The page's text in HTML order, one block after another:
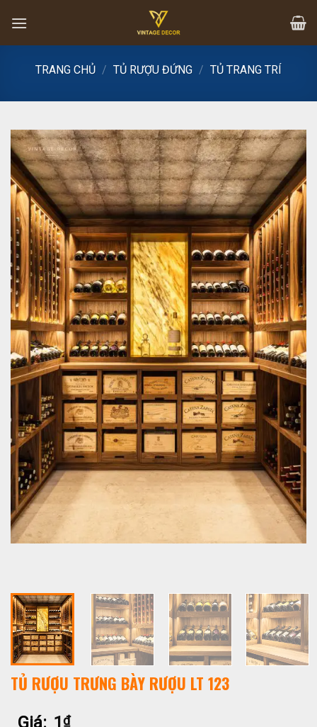
content
TRANG CHỦ / TỦ RƯỢU ĐỨNG / TỦ TRANG TRÍ
TỦ RƯỢU TRƯNG BÀY RƯỢU LT 123
Giá: 1₫